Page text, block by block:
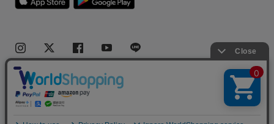
Copyright(C) Bigi Co.,Ltd.All Rights Reserved.